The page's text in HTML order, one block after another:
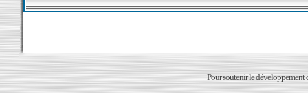
Pour soutenir le développement